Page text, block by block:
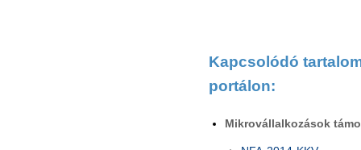
Kapcsolódó
portálon:
Mikrovállalkozások